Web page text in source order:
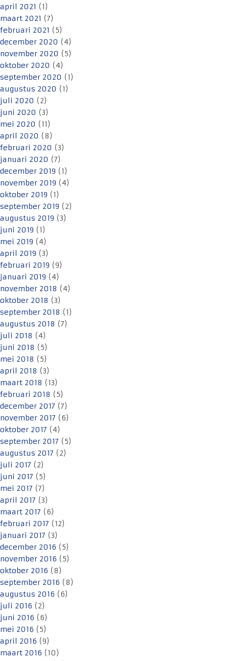
april 2021 (1)
maart 2021 (7)
februari 2021 (5)
december 2020 (4)
november 2020 (5)
oktober 2020 (4)
september 2020 (1)
augustus 2020 (1)
juli 2020 (2)
juni 2020 (3)
mei 2020 (11)
april 2020 (8)
februari 2020 (3)
januari 2020 (7)
december 2019 (1)
november 2019 (4)
oktober 2019 (1)
september 2019 (2)
augustus 2019 (3)
juni 2019 (1)
mei 2019 (4)
april 2019 (3)
februari 2019 (9)
januari 2019 (4)
november 2018 (4)
oktober 2018 (3)
september 2018 (1)
augustus 2018 (7)
juli 2018 (4)
juni 2018 (5)
mei 2018 (5)
april 2018 (3)
maart 2018 (13)
februari 2018 (5)
december 2017 (7)
november 2017 (6)
oktober 2017 (4)
september 2017 (5)
augustus 2017 (2)
juli 2017 (2)
juni 2017 (5)
mei 2017 (7)
april 2017 (3)
maart 2017 (6)
februari 2017 (12)
januari 2017 (3)
december 2016 (5)
november 2016 (5)
oktober 2016 (8)
september 2016 (8)
augustus 2016 (6)
juli 2016 (2)
juni 2016 (6)
mei 2016 (5)
april 2016 (9)
maart 2016 (10)